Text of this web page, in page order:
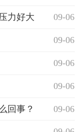
09-06
力好大
09-06
09-06
09-06
09-06
回事？